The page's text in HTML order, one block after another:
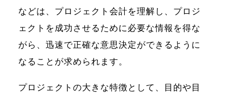
などは、プロジェクト会計を理解し、プロジ
ェクトを成功させるために必要な情報を得な
がら、迅速で正確な意思決定ができるように
なることが求められます。
プロジェクトの大きな特徴として、目的や目